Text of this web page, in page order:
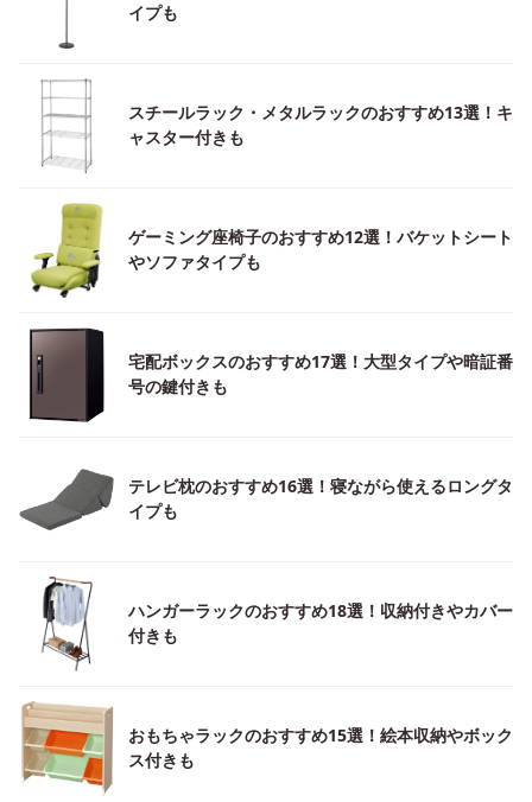
イプも
スチールラック・メタルラックのおすすめ13選！キ
ャスター付きも
ゲーミング座椅子のおすすめ12選！バケットシート
やソファタイプも
宅配ボックスのおすすめ17選！大型タイプや暗証番
号の鍵付きも
テレビ枕のおすすめ16選！寝ながら使えるロングタ
イプも
ハンガーラックのおすすめ18選！収納付きやカバー
付きも
おもちゃラックのおすすめ15選！絵本収納やボック
ス付きも